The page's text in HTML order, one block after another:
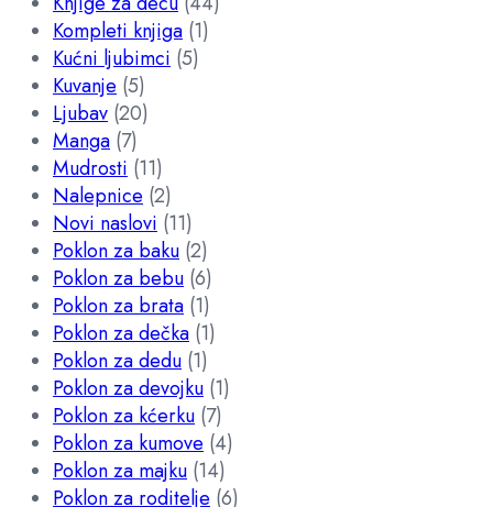
Kompleti knjiga (1)
Kućni ljubimci (5)
Kuvanje (5)
Ljubav (20)
Manga (7)
Mudrosti (11)
Nalepnice (2)
Novi naslovi (11)
Poklon za baku (2)
Poklon za bebu (6)
Poklon za brata (1)
Poklon za dečka (1)
Poklon za dedu (1)
Poklon za devojku (1)
Poklon za kćerku (7)
Poklon za kumove (4)
Poklon za majku (14)
Poklon za roditelje (6)